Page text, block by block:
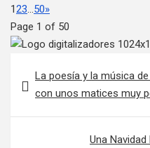
123…50»
Page 1 of 50
La poesía y la música
con unos matices muy
Una